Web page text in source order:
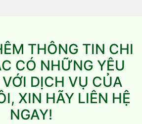
THÔNG TIN CHI
CÓ NHỮNG YÊU
DỊCH VỤ CỦA
XIN HÃY LIÊN HỆ
NGAY!